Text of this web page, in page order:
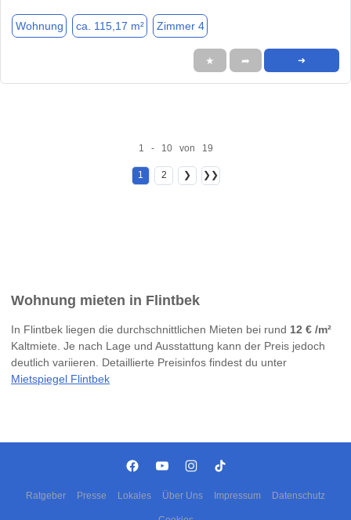
Wohnung ca. 115,17 m² Zimmer 4
★ ➦ ➜
1 - 10 von 19
1 2 ❯ ❯❯
Wohnung mieten in Flintbek
In Flintbek liegen die durchschnittlichen Mieten bei rund 12 € /m²
Kaltmiete. Je nach Lage und Ausstattung kann der Preis jedoch
deutlich variieren. Detaillierte Preisinfos findest du unter
Mietspiegel Flintbek
Ratgeber Presse Lokales Über Uns Impressum Datenschutz